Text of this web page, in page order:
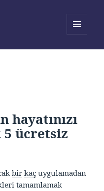
hayatınızı
5 ücretsiz
bir kaç uygulamadan
tamamlamak